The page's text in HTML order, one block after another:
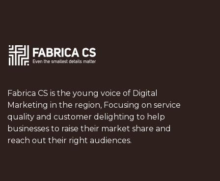
Fabrica CS is the young voice of Digital
Marketing in the region, Focusing on service
quality and customer delighting to help
businesses to raise their market share and
reach out their right audiences.